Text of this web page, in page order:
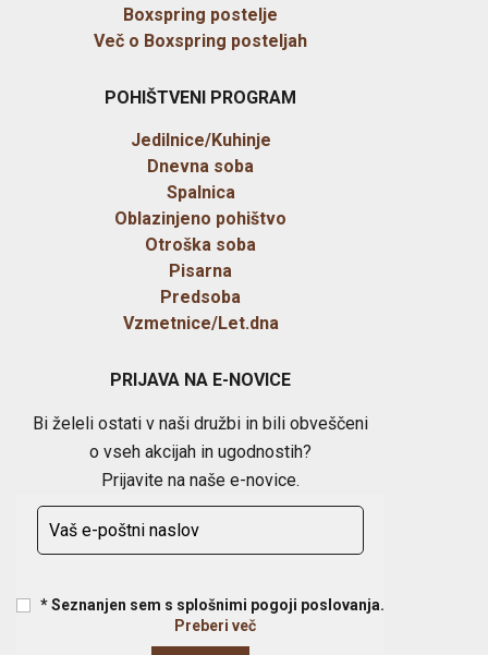
Boxspring postelje
Več o Boxspring posteljah
POHIŠTVENI PROGRAM
Jedilnice/Kuhinje
Dnevna soba
Spalnica
Oblazinjeno pohištvo
Otroška soba
Pisarna
Predsoba
Vzmetnice/Let.dna
PRIJAVA NA E-NOVICE
Bi želeli ostati v naši družbi in bili obveščeni
o vseh akcijah in ugodnostih?
Prijavite na naše e-novice.
* Seznanjen sem s splošnimi pogoji poslovanja.
Preberi več